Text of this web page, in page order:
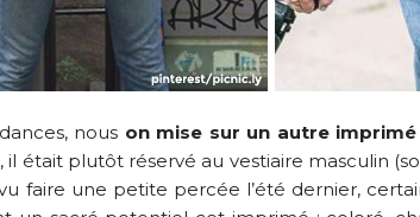
nous on mise sur un autre
il était plutôt réservé au vestiaire masculin
faire une petite percée l’été dernier,